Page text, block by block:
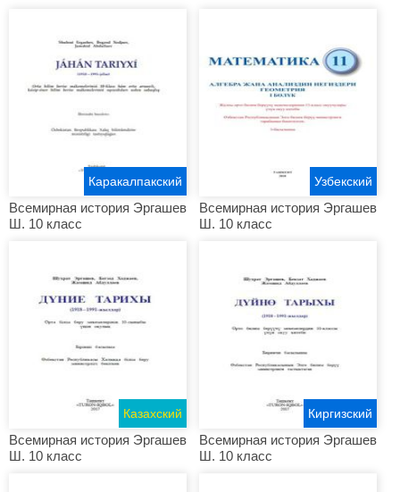
Всемирная история Эргашев
Ш. 10 класс
Каракалпакский
Всемирная история Эргашев
Ш. 10 класс
Узбекский
Всемирная история Эргашев
Ш. 10 класс
Казахский
Всемирная история Эргашев
Ш. 10 класс
Киргизский